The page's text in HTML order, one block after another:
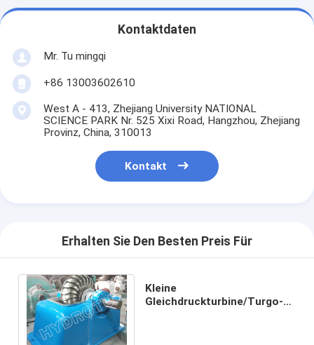
Kontaktdaten
Mr. Tu mingqi
+86 13003602610
West A - 413, Zhejiang University NATIONAL
SCIENCE PARK Nr. 525 Xixi Road, Hangzhou, Zhejiang
Provinz, China, 310013
Kontakt
Erhalten Sie Den Besten Preis Für
Kleine
Gleichdruckturbine/Turgo-